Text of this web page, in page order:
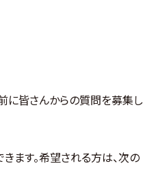
に皆さんからの質問を募集し
ます。希望される方は、次の